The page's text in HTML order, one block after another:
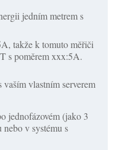
jedním metrem s
takže k tomuto měřiči
s poměrem xxx:5A.
vlastním serverem
jednofázovém (jako 3
nebo v systému s